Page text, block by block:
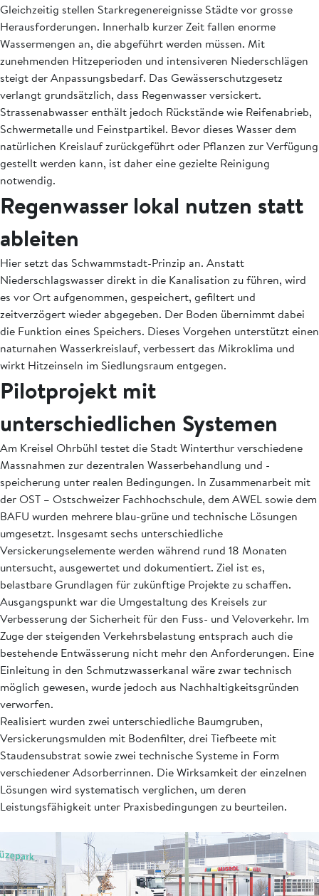
Gleichzeitig stellen Starkregenereignisse Städte vor grosse
Herausforderungen. Innerhalb kurzer Zeit fallen enorme
Wassermengen an, die abgeführt werden müssen. Mit
zunehmenden Hitzeperioden und intensiveren Niederschlägen
steigt der Anpassungsbedarf. Das Gewässerschutzgesetz
verlangt grundsätzlich, dass Regenwasser versickert.
Strassenabwasser enthält jedoch Rückstände wie Reifenabrieb,
Schwermetalle und Feinstpartikel. Bevor dieses Wasser dem
natürlichen Kreislauf zurückgeführt oder Pflanzen zur Verfügung
gestellt werden kann, ist daher eine gezielte Reinigung
notwendig.
Regenwasser lokal nutzen statt
ableiten
Hier setzt das Schwammstadt-Prinzip an. Anstatt
Niederschlagswasser direkt in die Kanalisation zu führen, wird
es vor Ort aufgenommen, gespeichert, gefiltert und
zeitverzögert wieder abgegeben. Der Boden übernimmt dabei
die Funktion eines Speichers. Dieses Vorgehen unterstützt einen
naturnahen Wasserkreislauf, verbessert das Mikroklima und
wirkt Hitzeinseln im Siedlungsraum entgegen.
Pilotprojekt mit
unterschiedlichen Systemen
Am Kreisel Ohrbühl testet die Stadt Winterthur verschiedene
Massnahmen zur dezentralen Wasserbehandlung und -
speicherung unter realen Bedingungen. In Zusammenarbeit mit
der OST – Ostschweizer Fachhochschule, dem AWEL sowie dem
BAFU wurden mehrere blau-grüne und technische Lösungen
umgesetzt. Insgesamt sechs unterschiedliche
Versickerungselemente werden während rund 18 Monaten
untersucht, ausgewertet und dokumentiert. Ziel ist es,
belastbare Grundlagen für zukünftige Projekte zu schaffen.
Ausgangspunkt war die Umgestaltung des Kreisels zur
Verbesserung der Sicherheit für den Fuss- und Veloverkehr. Im
Zuge der steigenden Verkehrsbelastung entsprach auch die
bestehende Entwässerung nicht mehr den Anforderungen. Eine
Einleitung in den Schmutzwasserkanal wäre zwar technisch
möglich gewesen, wurde jedoch aus Nachhaltigkeitsgründen
verworfen.
Realisiert wurden zwei unterschiedliche Baumgruben,
Versickerungsmulden mit Bodenfilter, drei Tiefbeete mit
Staudensubstrat sowie zwei technische Systeme in Form
verschiedener Adsorberrinnen. Die Wirksamkeit der einzelnen
Lösungen wird systematisch verglichen, um deren
Leistungsfähigkeit unter Praxisbedingungen zu beurteilen.